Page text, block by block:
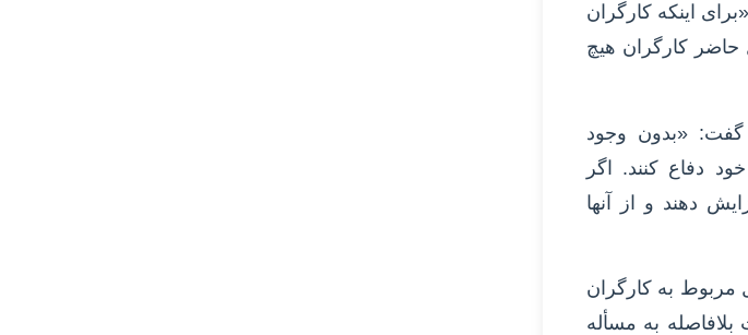
اینکه کارگران
حاضر کارگران هیچ
«بدون وجود
دفاع کنند. اگر
دهند و از آنها
مربوط به کارگران
به مسأله